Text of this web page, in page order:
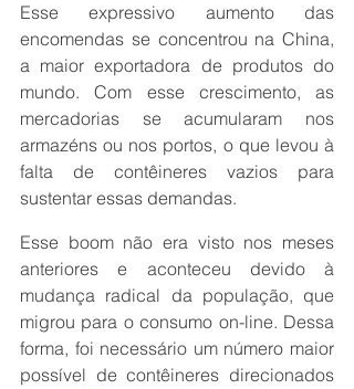
Esse expressivo aumento das
encomendas se concentrou na China,
a maior exportadora de produtos do
mundo. Com esse crescimento, as
mercadorias se acumularam nos
armazéns ou nos portos, o que levou à
falta de contêineres vazios para
sustentar essas demandas.
Esse boom não era visto nos meses
anteriores e aconteceu devido à
mudança radical da população, que
migrou para o consumo on-line. Dessa
forma, foi necessário um número maior
possível de contêineres direcionados